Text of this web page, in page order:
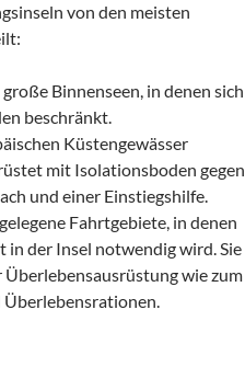
von den meisten
Binnenseen, in denen sich
beschränkt.
Küstengewässer
mit Isolationsboden gegen
und einer Einstiegshilfe.
Fahrtgebiete, in denen
der Insel notwendig wird. Sie
wie zum
Überlebensrationen.